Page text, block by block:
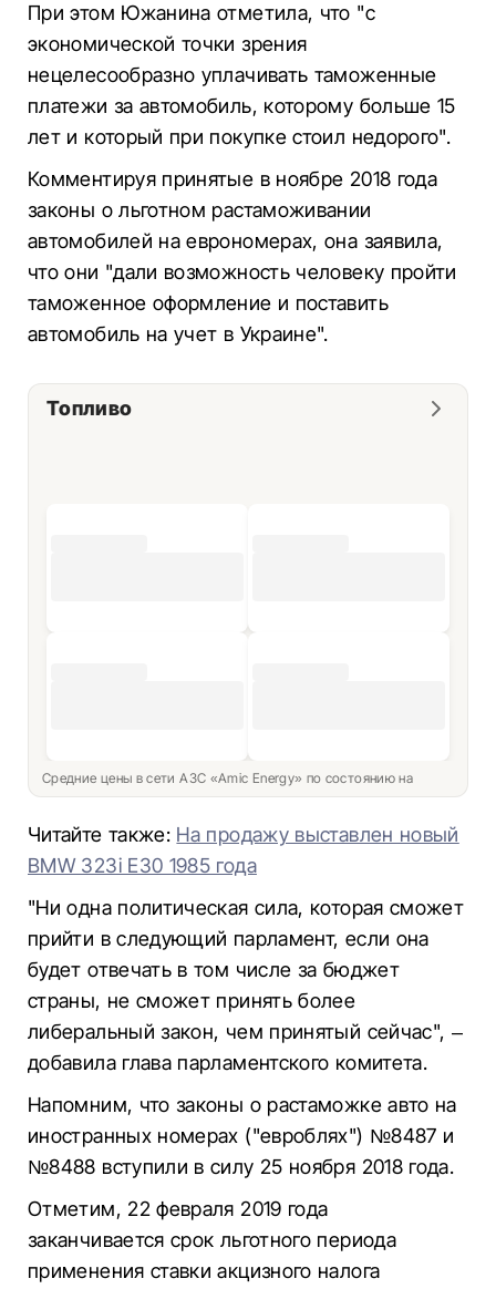
При этом Южанина отметила, что "с
экономической точки зрения
нецелесообразно уплачивать таможенные
платежи за автомобиль, которому больше 15
лет и который при покупке стоил недорого".
Комментируя принятые в ноябре 2018 года
законы о льготном растаможивании
автомобилей на еврономерах, она заявила,
что они "дали возможность человеку пройти
таможенное оформление и поставить
автомобиль на учет в Украине".
Топливо
Средние цены в сети АЗС «Amic Energy» по состоянию на
Читайте также: На продажу выставлен новый
BMW 323i E30 1985 года
"Ни одна политическая сила, которая сможет
прийти в следующий парламент, если она
будет отвечать в том числе за бюджет
страны, не сможет принять более
либеральный закон, чем принятый сейчас", –
добавила глава парламентского комитета.
Напомним, что законы о растаможке авто на
иностранных номерах ("евроблях") №8487 и
№8488 вступили в силу 25 ноября 2018 года.
Отметим, 22 февраля 2019 года
заканчивается срок льготного периода
применения ставки акцизного налога